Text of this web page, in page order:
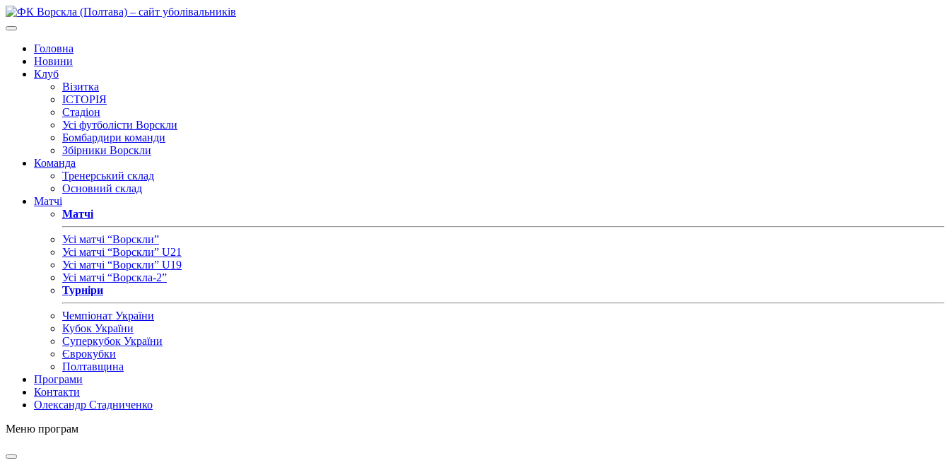
Головна
Новини
Клуб
Візитка
ІСТОРІЯ
Стадіон
Усі футболісти Ворскли
Бомбардири команди
Збірники Ворскли
Команда
Тренерський склад
Основний склад
Матчі
Матчі
Усі матчі “Ворскли”
Усі матчі “Ворскли” U21
Усі матчі “Ворскли” U19
Усі матчі “Ворскла-2”
Турніри
Чемпіонат України
Кубок України
Суперкубок України
Єврокубки
Полтавщина
Програми
Контакти
Олександр Стадниченко
Меню програм